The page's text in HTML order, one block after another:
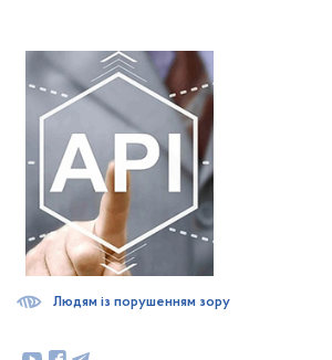
Людям із порушенням зору